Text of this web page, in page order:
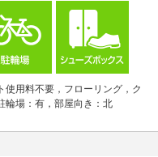
使用料不要，フローリング，ク
輪場：有，部屋向き：北